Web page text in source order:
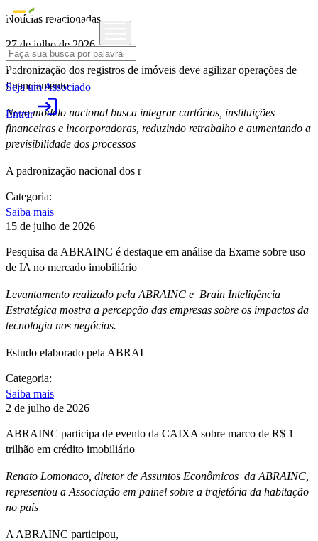
Seja um Associado
Entrarlogin
Notícias relacionadas
27 de julho de 2026
Padronização dos registros de imóveis deve agilizar operações de
financiamento
Novo modelo nacional busca integrar cartórios, instituições
financeiras e incorporadoras, reduzindo retrabalho e aumentando a
previsibilidade dos processos
A padronização nacional dos r
Categoria:
Saiba mais
15 de julho de 2026
Pesquisa da ABRAINC é destaque em análise da Exame sobre uso
de IA no mercado imobiliário
Levantamento realizado pela ABRAINC e Brain Inteligência
Estratégica mostra a percepção das empresas sobre os impactos da
tecnologia nos negócios.
Estudo elaborado pela ABRAI
Categoria:
Saiba mais
2 de julho de 2026
ABRAINC participa de evento da CAIXA sobre marco de R$ 1
trilhão em crédito imobiliário
Renato Lomonaco, diretor de Assuntos Econômicos da ABRAINC,
representou a Associação em painel sobre a trajetória da habitação
no país
A ABRAINC participou,